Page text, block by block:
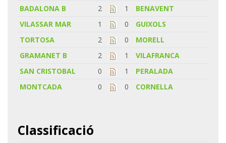
BADALONA B
2 1
BENAVENT
VILASSAR MAR
1 0
GUIXOLS
TORTOSA
2 0
MORELL
GRAMANET B
2 1
VILAFRANCA
SAN CRISTOBAL
0 1
PERALADA
MONTCADA
0 0 CORNELLA
Classificació